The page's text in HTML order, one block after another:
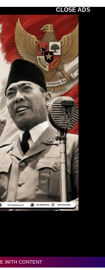
CLOSE ADS
WITH CONTENT